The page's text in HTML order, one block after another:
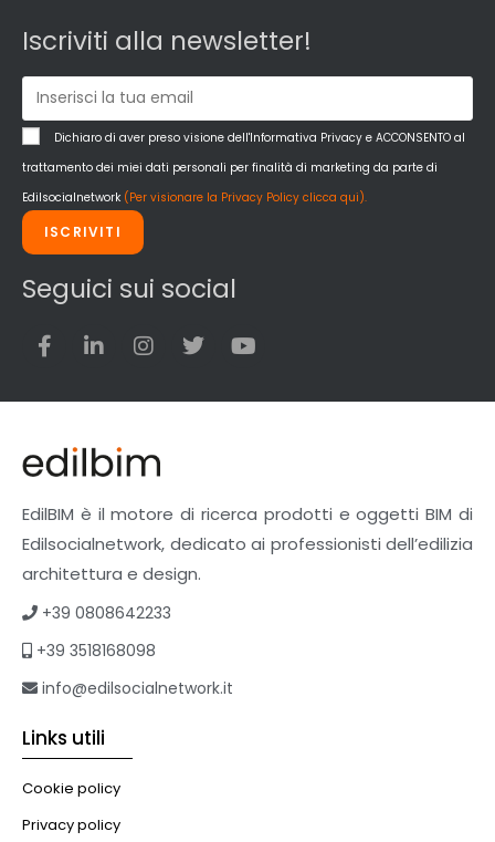
Iscriviti alla newsletter!
Dichiaro di aver preso visione dell'Informativa Privacy e ACCONSENTO al
trattamento dei miei dati personali per finalità di marketing da parte di
Edilsocialnetwork (Per visionare la Privacy Policy clicca qui).
ISCRIVITI
Seguici sui social
EdilBIM è il motore di ricerca prodotti e oggetti BIM di
Edilsocialnetwork, dedicato ai professionisti dell’edilizia
architettura e design.
+39 0808642233
+39 3518168098
info@edilsocialnetwork.it
Links utili
Cookie policy
Privacy policy